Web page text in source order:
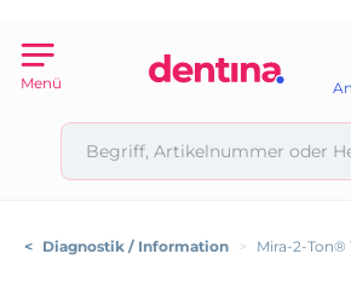
Menü
< Diagnostik / Information > Mira-2-Ton®